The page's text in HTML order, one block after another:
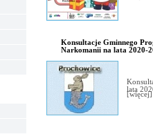
Konsultacje Gminnego
Narkomanii na lata 2020-
lata
[więcej]